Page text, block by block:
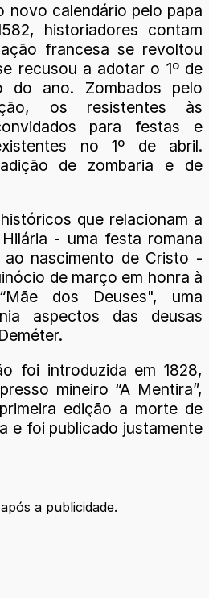
novo calendário pelo papa
historiadores contam
francesa se revoltou
recusou a adotar o 1º de
do ano. Zombados pelo
os resistentes às
para festas e
no 1º de abril.
de zombaria e de
que relacionam a
- uma festa romana
nascimento de Cristo -
de março em honra à
dos Deuses", uma
aspectos das deusas
foi introduzida em 1828,
mineiro “A Mentira”,
edição a morte de
e foi publicado justamente
a publicidade.